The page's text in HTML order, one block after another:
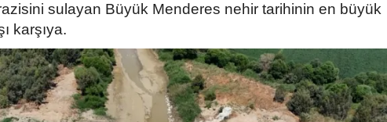
sulayan Büyük Menderes nehir tarihinin en büyük
karşıya.